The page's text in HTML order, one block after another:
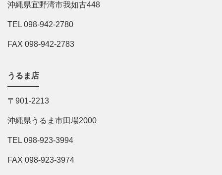
沖縄県宜野湾市我如古448
TEL 098-942-2780
FAX 098-942-2783
うるま店
〒901-2213
沖縄県うるま市田場2000
TEL 098-923-3994
FAX 098-923-3974